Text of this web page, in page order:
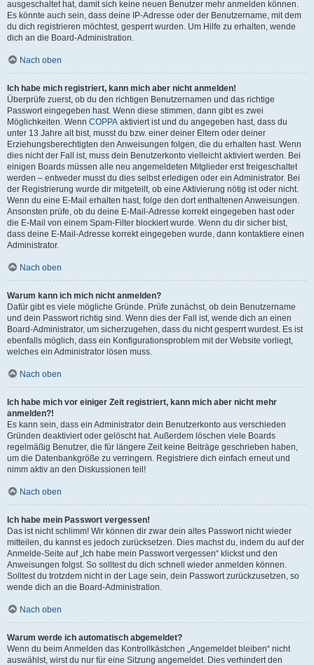
ausgeschaltet hat, damit sich keine neuen Benutzer mehr anmelden können.
Es könnte auch sein, dass deine IP-Adresse oder der Benutzername, mit dem
du dich registrieren möchtest, gesperrt wurden. Um Hilfe zu erhalten, wende
dich an die Board-Administration.
Nach oben
Ich habe mich registriert, kann mich aber nicht anmelden!
Überprüfe zuerst, ob du den richtigen Benutzernamen und das richtige
Passwort eingegeben hast. Wenn diese stimmen, dann gibt es zwei
Möglichkeiten. Wenn COPPA aktiviert ist und du angegeben hast, dass du
unter 13 Jahre alt bist, musst du bzw. einer deiner Eltern oder deiner
Erziehungsberechtigten den Anweisungen folgen, die du erhalten hast. Wenn
dies nicht der Fall ist, muss dein Benutzerkonto vielleicht aktiviert werden. Bei
einigen Boards müssen alle neu angemeldeten Mitglieder erst freigeschaltet
werden – entweder musst du dies selbst erledigen oder ein Administrator. Bei
der Registrierung wurde dir mitgeteilt, ob eine Aktivierung nötig ist oder nicht.
Wenn du eine E-Mail erhalten hast, folge den dort enthaltenen Anweisungen.
Ansonsten prüfe, ob du deine E-Mail-Adresse korrekt eingegeben hast oder
die E-Mail von einem Spam-Filter blockiert wurde. Wenn du dir sicher bist,
dass deine E-Mail-Adresse korrekt eingegeben wurde, dann kontaktiere einen
Administrator.
Nach oben
Warum kann ich mich nicht anmelden?
Dafür gibt es viele mögliche Gründe. Prüfe zunächst, ob dein Benutzername
und dein Passwort richtig sind. Wenn dies der Fall ist, wende dich an einen
Board-Administrator, um sicherzugehen, dass du nicht gesperrt wurdest. Es ist
ebenfalls möglich, dass ein Konfigurationsproblem mit der Website vorliegt,
welches ein Administrator lösen muss.
Nach oben
Ich habe mich vor einiger Zeit registriert, kann mich aber nicht mehr
anmelden?!
Es kann sein, dass ein Administrator dein Benutzerkonto aus verschieden
Gründen deaktiviert oder gelöscht hat. Außerdem löschen viele Boards
regelmäßig Benutzer, die für längere Zeit keine Beiträge geschrieben haben,
um die Datenbankgröße zu verringern. Registriere dich einfach erneut und
nimm aktiv an den Diskussionen teil!
Nach oben
Ich habe mein Passwort vergessen!
Das ist nicht schlimm! Wir können dir zwar dein altes Passwort nicht wieder
mitteilen, du kannst es jedoch zurücksetzen. Dies machst du, indem du auf der
Anmelde-Seite auf „Ich habe mein Passwort vergessen“ klickst und den
Anweisungen folgst. So solltest du dich schnell wieder anmelden können.
Solltest du trotzdem nicht in der Lage sein, dein Passwort zurückzusetzen, so
wende dich an die Board-Administration.
Nach oben
Warum werde ich automatisch abgemeldet?
Wenn du beim Anmelden das Kontrollkästchen „Angemeldet bleiben“ nicht
auswählst, wirst du nur für eine Sitzung angemeldet. Dies verhindert den